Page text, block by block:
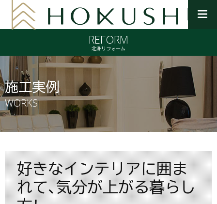
を
REFORM
北洲リフォーム
施工実例
WORKS
好きなインテリアに囲ま
れて、気分が上がる暮らし